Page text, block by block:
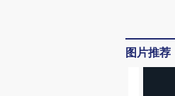
图片推荐